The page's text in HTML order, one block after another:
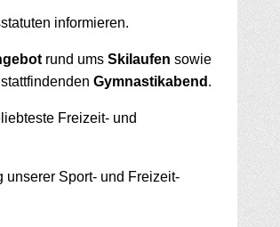
informieren.
rund ums Skilaufen sowie
Gymnastik­abend .
Freizeit- und
unserer Sport- und Freizeit­